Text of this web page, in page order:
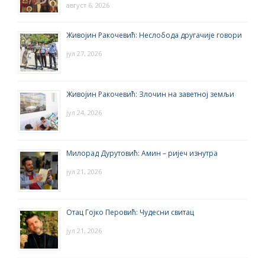
август 6, 2026
Живојин Ракочевић: Неслобода другачије говори
јул 27, 2026
Живојин Ракочевић: Злочин на заветној земљи
јул 24, 2026
Милорад Дурутовић: Амин – ријеч изнутра
јул 21, 2026
Отац Гојко Перовић: Чудесни свитац
јул 21, 2026